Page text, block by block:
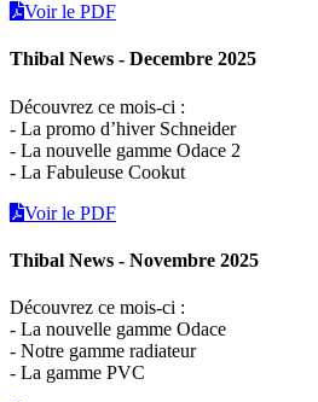
Voir le PDF
Thibal News - Decembre 2025
Découvrez ce mois-ci :
- La promo d’hiver Schneider
- La nouvelle gamme Odace 2
- La Fabuleuse Cookut
Voir le PDF
Thibal News - Novembre 2025
Découvrez ce mois-ci :
- La nouvelle gamme Odace
- Notre gamme radiateur
- La gamme PVC